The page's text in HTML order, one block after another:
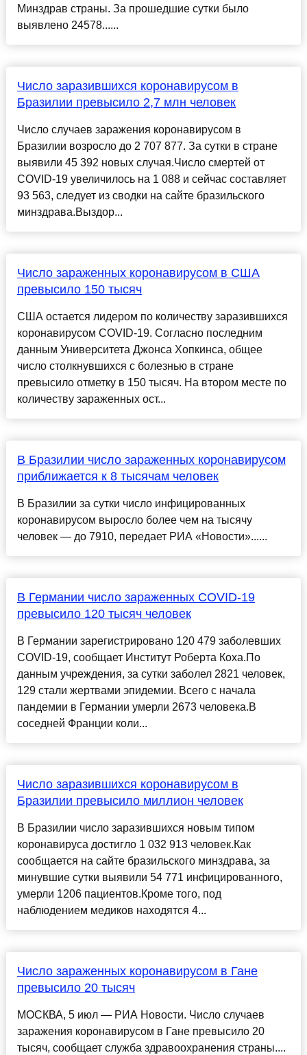
Минздрав страны. За прошедшие сутки было
выявлено 24578......
Число заразившихся коронавирусом в
Бразилии превысило 2,7 млн человек
Число случаев заражения коронавирусом в
Бразилии возросло до 2 707 877. За сутки в стране
выявили 45 392 новых случая.Число смертей от
COVID-19 увеличилось на 1 088 и сейчас составляет
93 563, следует из сводки на сайте бразильского
минздрава.Выздор...
Число зараженных коронавирусом в США
превысило 150 тысяч
США остается лидером по количеству заразившихся
коронавирусом COVID-19. Согласно последним
данным Университета Джонса Хопкинса, общее
число столкнувшихся с болезнью в стране
превысило отметку в 150 тысяч. На втором месте по
количеству зараженных ост...
В Бразилии число зараженных коронавирусом
приближается к 8 тысячам человек
В Бразилии за сутки число инфицированных
коронавирусом выросло более чем на тысячу
человек — до 7910, передает РИА «Новости»......
В Германии число зараженных COVID-19
превысило 120 тысяч человек
В Германии зарегистрировано 120 479 заболевших
COVID-19, сообщает Институт Роберта Коха.По
данным учреждения, за сутки заболел 2821 человек,
129 стали жертвами эпидемии. Всего с начала
пандемии в Германии умерли 2673 человека.В
соседней Франции коли...
Число заразившихся коронавирусом в
Бразилии превысило миллион человек
В Бразилии число заразившихся новым типом
коронавируса достигло 1 032 913 человек.Как
сообщается на сайте бразильского минздрава, за
минувшие сутки выявили 54 771 инфицированного,
умерли 1206 пациентов.Кроме того, под
наблюдением медиков находятся 4...
Число зараженных коронавирусом в Гане
превысило 20 тысяч
МОСКВА, 5 июл — РИА Новости. Число случаев
заражения коронавирусом в Гане превысило 20
тысяч, сообщает служба здравоохранения страны....